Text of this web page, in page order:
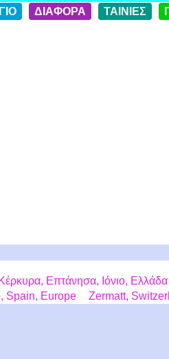
ΔΙΑΦΟΡΑ ΤΑΙΝΙΕΣ
Επτάνησα, Ιόνιο, Ελλάδα
Spain, Europe Zermatt,